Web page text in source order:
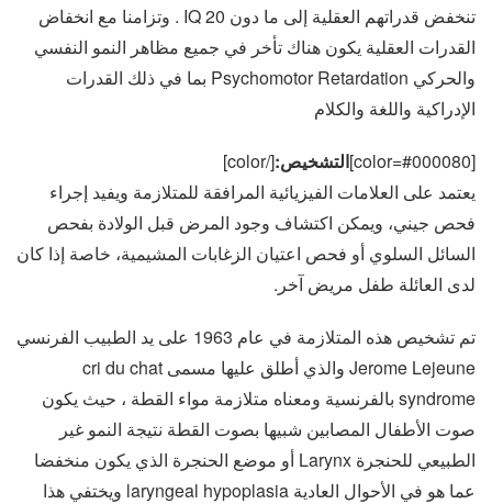
تنخفض قدراتهم العقلية إلى ما دون 20 IQ . وتزامنا مع انخفاض
القدرات العقلية يكون هناك تأخر في جميع مظاهر النمو النفسي
والحركي Psychomotor Retardation بما في ذلك القدرات
الإدراكية واللغة والكلام
[color=#000080] التشخيص:[/color]
يعتمد على العلامات الفيزيائية المرافقة للمتلازمة ويفيد إجراء
فحص جيني، ويمكن اكتشاف وجود المرض قبل الولادة بفحص
السائل السلوي أو فحص اعتيان الزغابات المشيمية، خاصة إذا كان
لدى العائلة طفل مريض آخر.
تم تشخيص هذه المتلازمة في عام 1963 على يد الطبيب الفرنسي
Jerome Lejeune والذي أطلق عليها مسمى cri du chat
syndrome بالفرنسية ومعناه متلازمة مواء القطة ، حيث يكون
صوت الأطفال المصابين شبيها بصوت القطة نتيجة النمو غير
الطبيعي للحنجرة Larynx أو موضع الحنجرة الذي يكون منخفضا
عما هو في الأحوال العادية laryngeal hypoplasia ويختفي هذا